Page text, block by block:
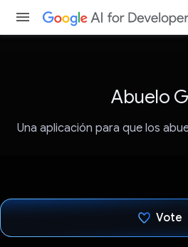
Abuelo
Una aplicación para que los
Vote